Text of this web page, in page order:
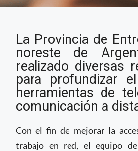
amplía el uso de
herramientas de
Digital
La Provincia de
noreste de
realizado diversas
para profundizar
herramientas de
comunicación a
Con el fin de mejorar la
trabajo en red, el equipo